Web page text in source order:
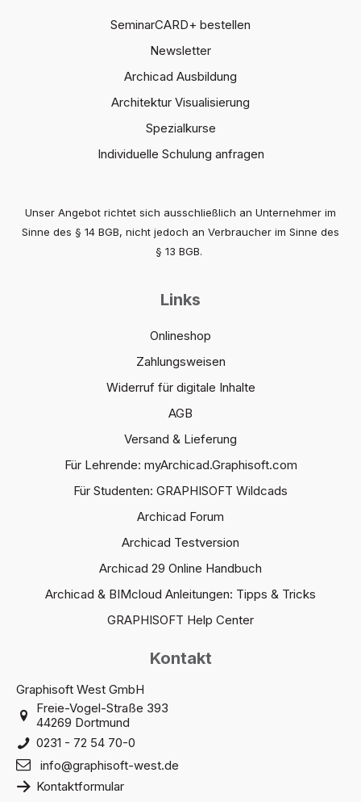
SeminarCARD+ bestellen
Newsletter
Archicad Ausbildung
Architektur Visualisierung
Spezialkurse
Individuelle Schulung anfragen
Unser Angebot richtet sich ausschließlich an Unternehmer im
Sinne des § 14 BGB, nicht jedoch an Verbraucher im Sinne des
§ 13 BGB.
Links
Onlineshop
Zahlungsweisen
Widerruf für digitale Inhalte
AGB
Versand & Lieferung
Für Lehrende: myArchicad.Graphisoft.com
Für Studenten: GRAPHISOFT Wildcads
Archicad Forum
Archicad Testversion
Archicad 29 Online Handbuch
Archicad & BIMcloud Anleitungen: Tipps & Tricks
GRAPHISOFT Help Center
Kontakt
Graphisoft West GmbH
Freie-Vogel-Straße 393
44269 Dortmund
0231 - 72 54 70-0
info@graphisoft-west.de
Kontaktformular